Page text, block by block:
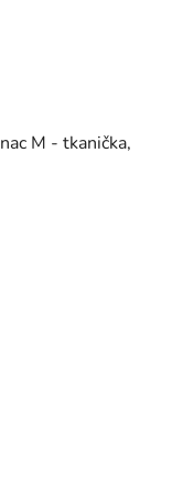
M - tkanička,